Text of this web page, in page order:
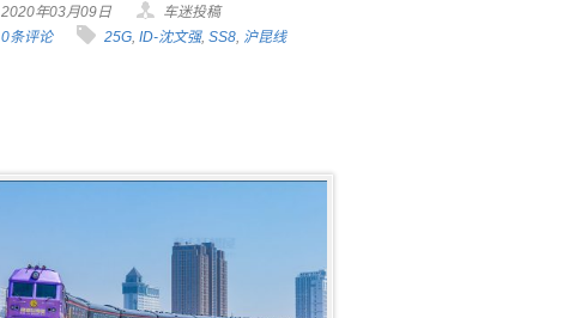
2020年03月09日
车迷投稿
0条评论
25G, ID-沈文强, SS8, 沪昆线